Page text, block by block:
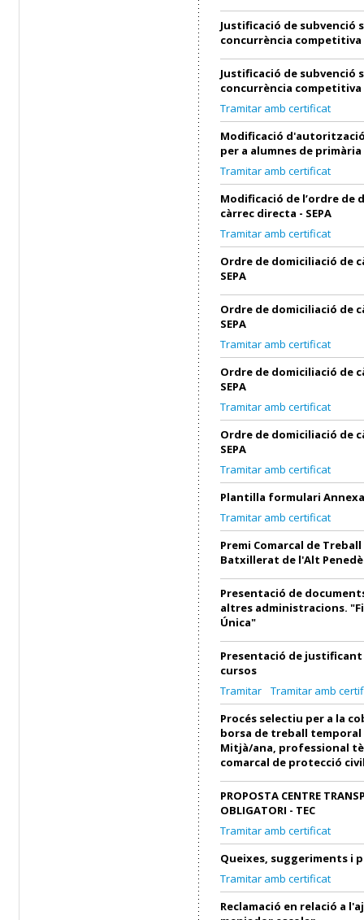
Justificació de subvenció
concurrència competitiva
Justificació de subvenció
concurrència competitiva
Tramitar amb certificat
Modificació
per a alumnes de primària
Tramitar amb certificat
Modificació de l’ordre de
càrrec directa - SEPA
Tramitar amb certificat
Ordre de domiciliació de
SEPA
Ordre de domiciliació de
SEPA
Tramitar amb certificat
Ordre de domiciliació de
SEPA
Tramitar amb certificat
Ordre de domiciliació de
SEPA
Tramitar amb certificat
Plantilla formulari Annexa
Tramitar amb certificat
Premi Comarcal de Treball
Batxillerat de l'Alt
Presentació de
altres administracions.
Única"
Presentació de
cursos
Tramitar
Tramitar amb
Procés selectiu per a la
borsa de treball temporal
Mitjà/ana, professional
comarcal de protecció
PROPOSTA CENTRE
OBLIGATORI - TEC
Tramitar amb certificat
Queixes, suggeriments i
Tramitar amb certificat
Reclamació en relació a